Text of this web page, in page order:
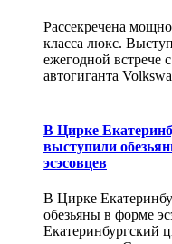
Рассекречена
класса люкс.
ежегодной встрече
автогиганта
В Цирке
выступили
эсэсовцев
В Цирке
обезьяны в форме
Екатеринбургский